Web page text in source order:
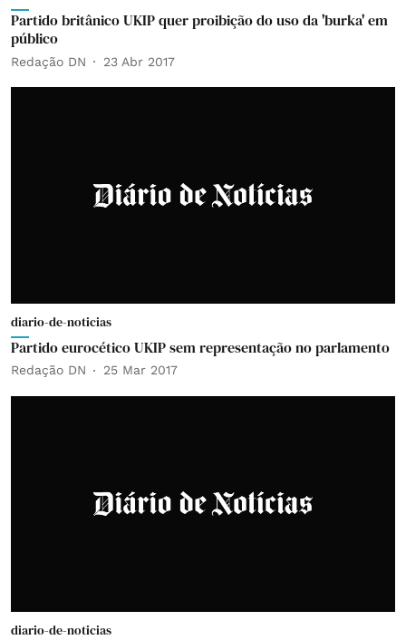
Partido britânico UKIP quer proibição do uso da 'burka' em
público
Redação DN 23 Abr 2017
diario-de-noticias
Partido eurocético UKIP sem representação no parlamento
Redação DN 25 Mar 2017
diario-de-noticias